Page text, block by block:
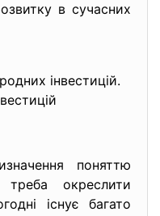
в сучасних
інвестицій.
поняттю
треба окреслити
існує багато